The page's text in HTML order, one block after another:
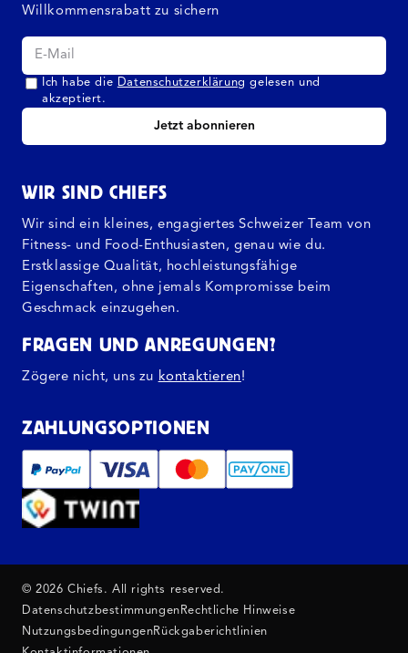
Willkommensrabatt zu sichern
Ich habe die Datenschutzerklärung gelesen und
akzeptiert.
Jetzt abonnieren
WIR SIND CHIEFS
Wir sind ein kleines, engagiertes Schweizer Team von
Fitness- und Food-Enthusiasten, genau wie du.
Erstklassige Qualität, hochleistungsfähige
Eigenschaften, ohne jemals Kompromisse beim
Geschmack einzugehen.
FRAGEN UND ANREGUNGEN?
Zögere nicht, uns zu kontaktieren!
ZAHLUNGSOPTIONEN
© 2026 Chiefs. All rights reserved.
Datenschutzbestimmungen Rechtliche Hinweise
NutzungsbedingungenRückgaberichtlinien